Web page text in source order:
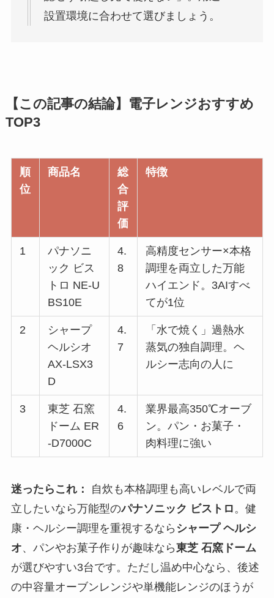
設置環境に合わせて選びましょう。
【この記事の結論】電子レンジおすすめ
TOP3
順
位
商品名
総
合
評
価
特徴
1
パナソニ
ック ビス
トロ NE-U
BS10E
4.
8
高精度センサー×本格
調理を両立した万能
ハイエンド。3AIすべ
てが1位
2
シャープ
ヘルシオ
AX-LSX3
D
4.
7
「水で焼く」過熱水
蒸気の独自調理。ヘ
ルシー志向の人に
3
東芝 石窯
ドーム ER
-D7000C
4.
6
業界最高350℃オーブ
ン。パン・お菓子・
肉料理に強い
迷ったらこれ：
自炊も本格調理も高いレベルで両
立したいなら万能型のパナソニック ビストロ 。健
康・ヘルシー調理を重視するなら シャープ ヘルシ
オ、パンやお菓子作りが趣味なら東芝 石窯ドーム
が選びやすい3台です。ただし温め中心なら、後述
の中容量オーブンレンジや単機能レンジのほうが